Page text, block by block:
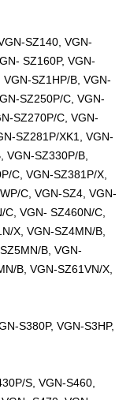
SZ140, VGN-
SZ160P, VGN-
SZ1HP/B, VGN-
SZ250P/C, VGN-
SZ270P/C, VGN-
SZ281P/XK1, VGN-
VGN-SZ330P/B,
C, VGN-SZ381P/X,
C, VGN-SZ4, VGN-
C, VGN- SZ460N/C,
X, VGN-SZ4MN/B,
B, VGN-
B, VGN-SZ61VN/X,
S380P, VGN-S3HP,
S, VGN-S460,